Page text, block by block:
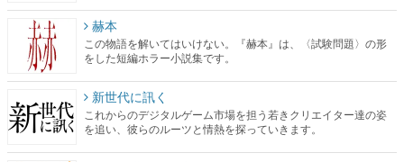
新世代に訊く
これからのデジタルゲーム市場を担う若きクリエイター達の姿
を追い、彼らのルーツと情熱を探っていきます。
ゲーム世代の作家たち
ゲームに多大な影響を受けた作家さんに取材し、ゲームが日本
のコンテンツ産業やカルチャーに与えた影響を探る企画です。